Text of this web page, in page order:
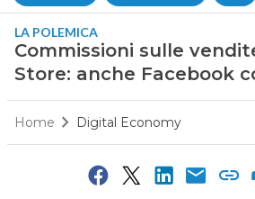
LA POLEMICA
Commissioni sulle
Store: anche Facebook
Home Digital Economy